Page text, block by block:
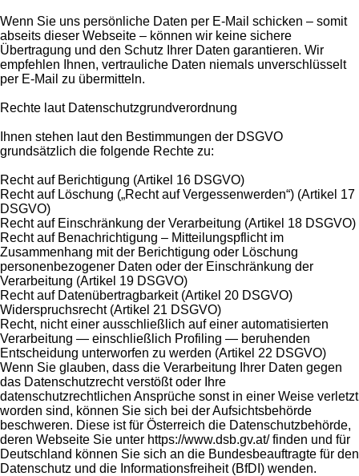
Wenn Sie uns persönliche Daten per E-Mail schicken – somit
abseits dieser Webseite – können wir keine sichere
Übertragung und den Schutz Ihrer Daten garantieren. Wir
empfehlen Ihnen, vertrauliche Daten niemals unverschlüsselt
per E-Mail zu übermitteln.
Rechte laut Datenschutzgrundverordnung
Ihnen stehen laut den Bestimmungen der DSGVO
grundsätzlich die folgende Rechte zu:
Recht auf Berichtigung (Artikel 16 DSGVO)
Recht auf Löschung („Recht auf Vergessenwerden“) (Artikel 17
DSGVO)
Recht auf Einschränkung der Verarbeitung (Artikel 18 DSGVO)
Recht auf Benachrichtigung – Mitteilungspflicht im
Zusammenhang mit der Berichtigung oder Löschung
personenbezogener Daten oder der Einschränkung der
Verarbeitung (Artikel 19 DSGVO)
Recht auf Datenübertragbarkeit (Artikel 20 DSGVO)
Widerspruchsrecht (Artikel 21 DSGVO)
Recht, nicht einer ausschließlich auf einer automatisierten
Verarbeitung — einschließlich Profiling — beruhenden
Entscheidung unterworfen zu werden (Artikel 22 DSGVO)
Wenn Sie glauben, dass die Verarbeitung Ihrer Daten gegen
das Datenschutzrecht verstößt oder Ihre
datenschutzrechtlichen Ansprüche sonst in einer Weise verletzt
worden sind, können Sie sich bei der Aufsichtsbehörde
beschweren. Diese ist für Österreich die Datenschutzbehörde,
deren Webseite Sie unter https://www.dsb.gv.at/ finden und für
Deutschland können Sie sich an die Bundesbeauftragte für den
Datenschutz und die Informationsfreiheit (BfDI) wenden.